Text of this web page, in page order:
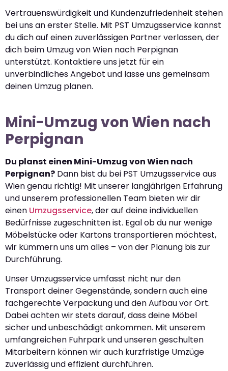
Vertrauenswürdigkeit und Kundenzufriedenheit stehen
bei uns an erster Stelle. Mit PST Umzugsservice kannst
du dich auf einen zuverlässigen Partner verlassen, der
dich beim Umzug von Wien nach Perpignan
unterstützt. Kontaktiere uns jetzt für ein
unverbindliches Angebot und lasse uns gemeinsam
deinen Umzug planen.
Mini-Umzug von Wien nach
Perpignan
Du planst einen Mini-Umzug von Wien nach
Perpignan? Dann bist du bei PST Umzugsservice aus
Wien genau richtig! Mit unserer langjährigen Erfahrung
und unserem professionellen Team bieten wir dir
einen Umzugsservice, der auf deine individuellen
Bedürfnisse zugeschnitten ist. Egal ob du nur wenige
Möbelstücke oder Kartons transportieren möchtest,
wir kümmern uns um alles – von der Planung bis zur
Durchführung.
Unser Umzugsservice umfasst nicht nur den
Transport deiner Gegenstände, sondern auch eine
fachgerechte Verpackung und den Aufbau vor Ort.
Dabei achten wir stets darauf, dass deine Möbel
sicher und unbeschädigt ankommen. Mit unserem
umfangreichen Fuhrpark und unseren geschulten
Mitarbeitern können wir auch kurzfristige Umzüge
zuverlässig und effizient durchführen.